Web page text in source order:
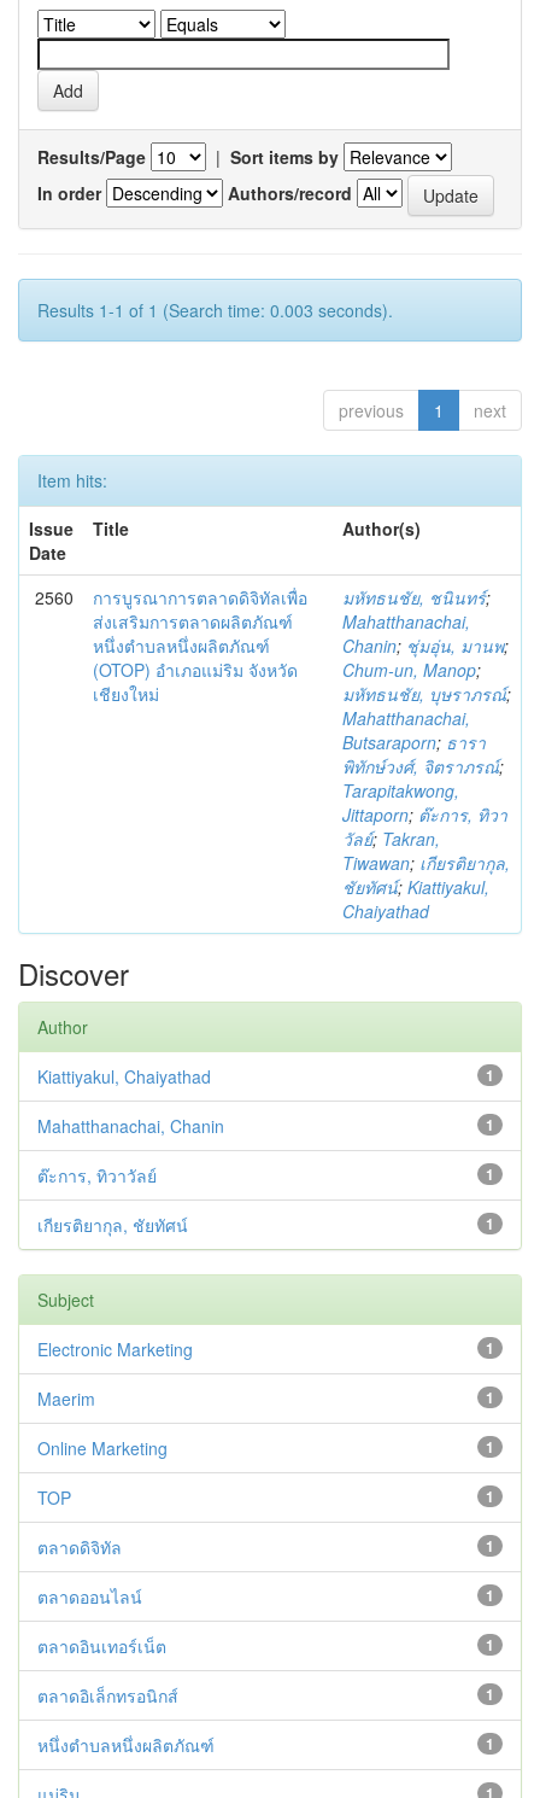
Results/Page | Sort items by
In order
Authors/record
Results 1-1 of 1 (Search time: 0.003 seconds).
previous 1 next
Item hits:
Issue
Date
Title Author(s)
2560
การบูรณาการตลาดดิจิทัลเพื่อ
ส่งเสริมการตลาดผลิตภัณฑ์
หนึ่งตำบลหนึ่งผลิตภัณฑ์
(OTOP) อำเภอแม่ริม จังหวัด
เชียงใหม่
มหัทธนชัย, ชนินทร์;
Mahatthanachai,
Chanin; ชุ่มอุ่น, มานพ;
Chum-un, Manop;
มหัทธนชัย, บุษราภรณ์;
Mahatthanachai,
Butsaraporn; ธารา
พิทักษ์วงศ์, จิตราภรณ์;
Tarapitakwong,
Jittaporn; ต๊ะการ, ทิวา
วัลย์; Takran,
Tiwawan; เกียรติยากุล,
ชัยทัศน์; Kiattiyakul,
Chaiyathad
Discover
Author
1
Kiattiyakul, Chaiyathad
1
Mahatthanachai, Chanin
1
ต๊ะการ, ทิวาวัลย์
1
เกียรติยากุล, ชัยทัศน์
Subject
1
Electronic Marketing
1
Maerim
1
Online Marketing
1
TOP
1
ตลาดดิจิทัล
1
ตลาดออนไลน์
1
ตลาดอินเทอร์เน็ต
1
ตลาดอิเล็กทรอนิกส์
1
หนึ่งตำบลหนึ่งผลิตภัณฑ์
1